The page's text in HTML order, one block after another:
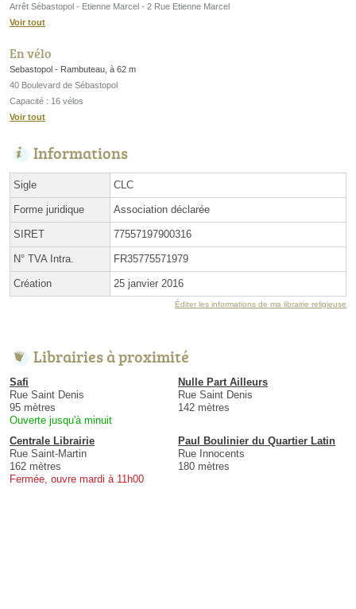
Arrêt Sébastopol - Etienne Marcel - 2 Rue Etienne Marcel
Voir tout
En vélo
Sebastopol - Rambuteau, à 62 m
40 Boulevard de Sébastopol
Capacité : 16 vélos
Voir tout
Informations
Sigle CLC
Forme juridique Association déclarée
SIRET 77557197900316
N° TVA Intra. FR35775571979
Création 25 janvier 2016
Éditer les informations de ma librairie religieuse
Librairies à proximité
Safi
Rue Saint Denis
95 mètres
Ouverte jusqu'à minuit
Nulle Part Ailleurs
Rue Saint Denis
142 mètres
Centrale Librairie
Rue Saint-Martin
162 mètres
Fermée, ouvre mardi à 11h00
Paul Boulinier du Quartier Latin
Rue Innocents
180 mètres